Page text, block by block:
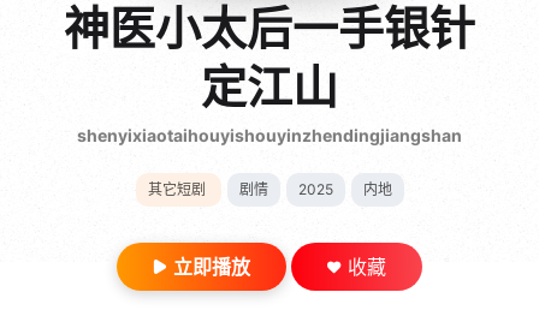
28短剧
神医小太后一手银针
定江山
shenyixiaotaihouyishouyinzhendingjiangshan
其它短剧 剧情 2025 内地
立即播放 收藏